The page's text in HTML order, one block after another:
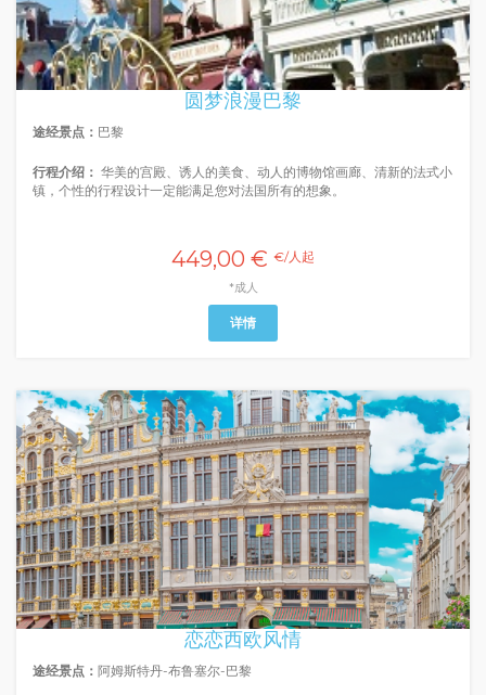
圆梦浪漫巴黎
途经景点： 巴黎
行程介绍： 华美的宫殿、诱人的美食、动人的博物馆画廊、清新的法式小
镇，个性的行程设计一定能满足您对法国所有的想象。
449,00 € €/人起
*成人
详情
恋恋西欧风情
途经景点： 阿姆斯特丹-布鲁塞尔-巴黎